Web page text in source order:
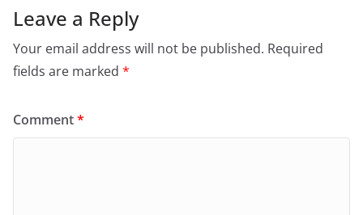
Leave a Reply
Your email address will not be published. Required
fields are marked *
Comment*